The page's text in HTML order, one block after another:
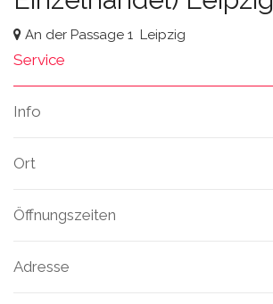
An der Passage 1 Leipzig
Service
Info
Ort
Öffnungszeiten
Adresse